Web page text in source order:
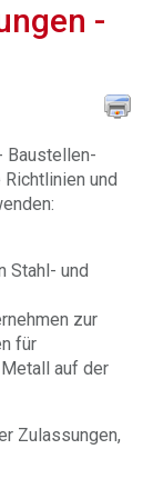
-
Baustellen-
und
Stahl- und
zur
für
auf der
Zulassungen,